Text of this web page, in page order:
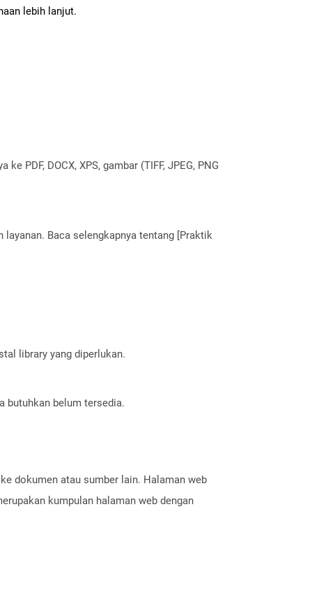
lebih lanjut.
PDF, DOCX, XPS, gambar (TIFF, JPEG, PNG
Baca selengkapnya tentang [Praktik
library yang diperlukan.
butuhkan belum tersedia.
dokumen atau sumber lain. Halaman web
kumpulan halaman web dengan